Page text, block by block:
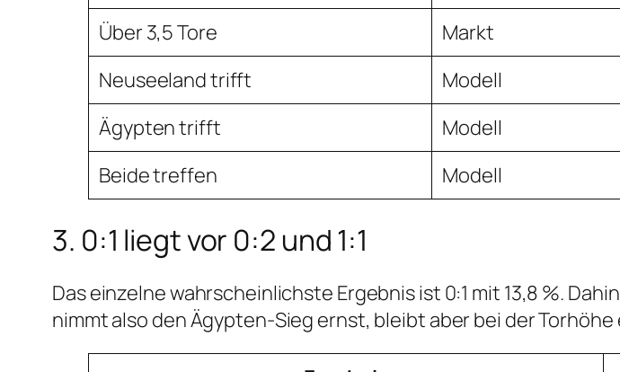
Über 3,5 Tore
Markt
Neuseeland trifft
Modell
Ägypten trifft
Modell
Beide treffen
Modell
3. 0:1 liegt vor 0:2 und 1:1
Das einzelne wahrscheinlichste Ergebnis ist 0:1 mit 13,8 %.
nimmt also den Ägypten-Sieg ernst, bleibt aber bei der